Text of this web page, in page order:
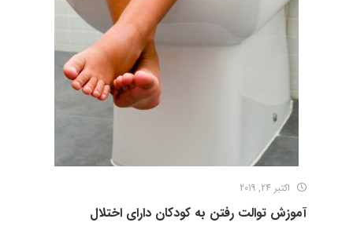
اکتبر 24, 2019
آموزش توالت رفتن به کودکان دارای اختلال